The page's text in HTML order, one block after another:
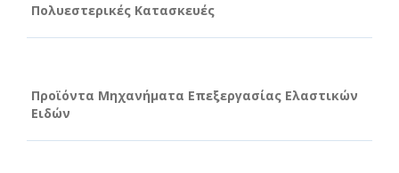
Πολυεστερικές Κατασκευές
Προϊόντα Μηχανήματα Επεξεργασίας Ελαστικών
Ειδών